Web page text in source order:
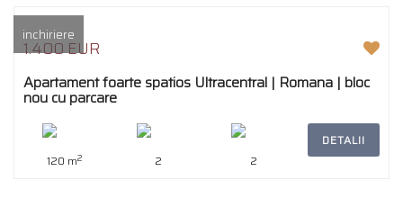
inchiriere
1.400 EUR
Apartament foarte spatios Ultracentral | Romana | bloc
nou cu parcare
120 m2 2 2
DETALII